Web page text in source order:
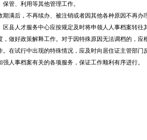
管、利用等其他管理工作。
后，不再续办、被注销或者因其他各种原因不再办
县人才服务中心应按规定及时将申领人人事档案转往
好政策解释工作。对于因特殊原因无法调档的，应
在试行中出现的特殊情况，应及时向居住证主管部门
人事档案有关的各项服务，保证工作顺利有序进行。